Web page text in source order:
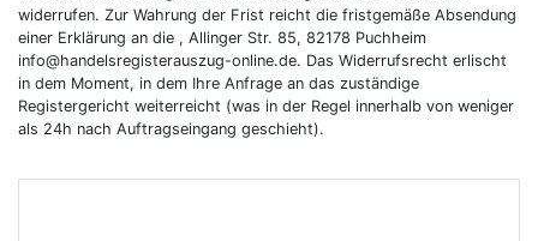
widerrufen. Zur Wahrung der Frist reicht die fristgemäße Absendung
einer Erklärung an die , Allinger Str. 85, 82178 Puchheim
info@handelsregisterauszug-online.de. Das Widerrufsrecht erlischt
in dem Moment, in dem Ihre Anfrage an das zuständige
Registergericht weiterreicht (was in der Regel innerhalb von weniger
als 24h nach Auftragseingang geschieht).